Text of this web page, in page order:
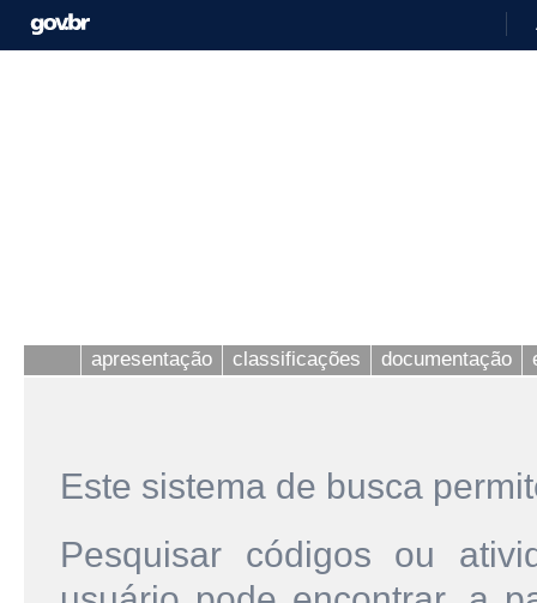
apresentação classificações documentação
Este sistema de busca
Pesquisar códigos ou